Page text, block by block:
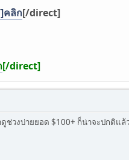
ลิก[/direct]
[/direct]
วงบ่ายยอด $100+ ก็น่าจะปกติแล้